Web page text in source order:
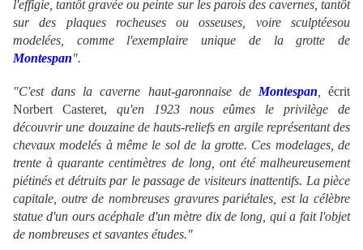
l'effigie, tantôt gravée ou peinte sur les parois des cavernes, tantôt
sur des plaques rocheuses ou osseuses, voire sculptéesou
modelées, comme l'exemplaire unique de la grotte de
Montespan".
"C'est dans la caverne haut-garonnaise de Montespan
écrit
Norbert Casteret, qu'en 1923 nous eûmes le privilège de
découvrir une douzaine de hauts-reliefs en argile représentant des
chevaux modelés à même le sol de la grotte. Ces modelages, de
trente à quarante centimètres de long, ont été malheureusement
piétinés et détruits par le passage de visiteurs inattentifs. La pièce
capitale, outre de nombreuses gravures pariétales, est la célèbre
statue d'un ours acéphale d'un mètre dix de long, qui a fait l'objet
de nombreuses et savantes études."